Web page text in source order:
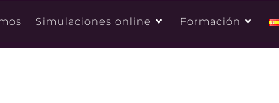
Simulaciones online Formación